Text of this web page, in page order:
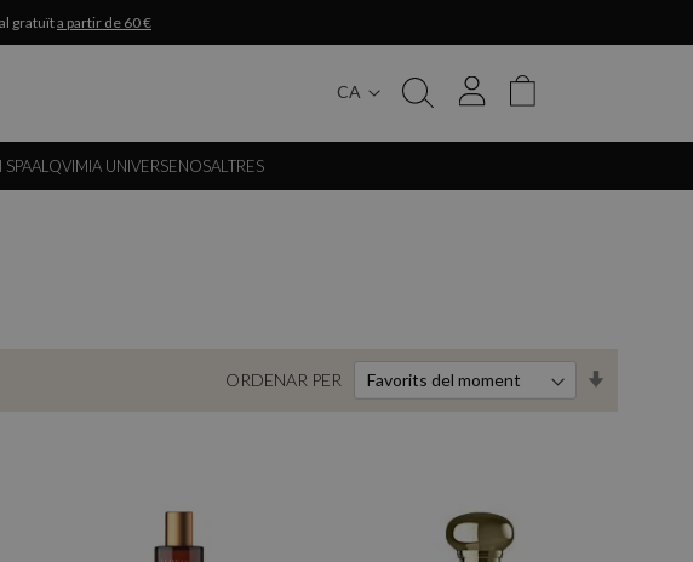
gratuïta partir de 60 €
CA
My Cart
ALQVIMIA UNIVERSENOSALTRES
ORDENAR PER